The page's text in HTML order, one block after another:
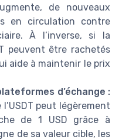
de nouveaux
en circulation contre
À l’inverse, si la
peuvent être rachetés
aide à maintenir le prix
d’échange :
peut légèrement
de 1 USD grâce à
de sa valeur cible, les